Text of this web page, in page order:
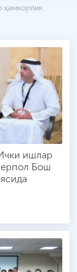
ҳамкорлик
ишлар
Бош